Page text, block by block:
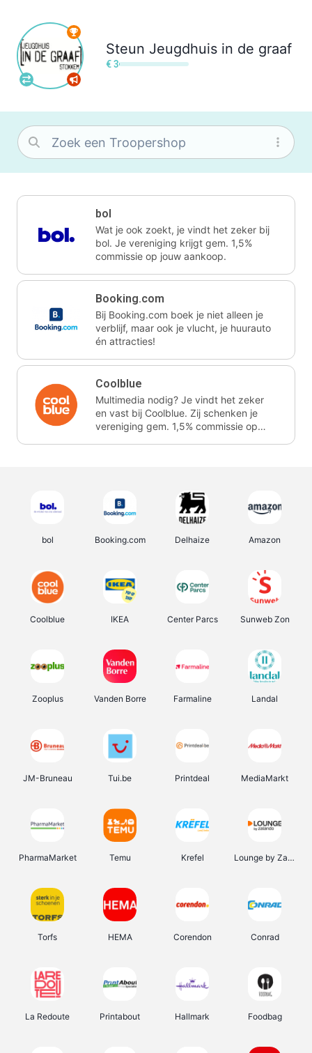
Steun Jeugdhuis in de graaf
€ 3
bol
Wat je ook zoekt, je vindt het zeker bij
bol. Je vereniging krijgt gem. 1,5%
commissie op jouw aankoop.
Booking.com
Bij Booking.com boek je niet alleen je
verblijf, maar ook je vlucht, je huurauto
én attracties!
Coolblue
Multimedia nodig? Je vindt het zeker
en vast bij Coolblue. Zij schenken je
vereniging gem. 1,5% commissie op
bol Booking.com Delhaize Amazon
Coolblue IKEA Center Parcs Sunweb Zon
Zooplus Vanden Borre Farmaline Landal
JM-Bruneau Tui.be Printdeal MediaMarkt
PharmaMarket Temu Krefel Lounge by Zalando
Torfs HEMA Corendon Conrad
La Redoute Printabout Hallmark Foodbag